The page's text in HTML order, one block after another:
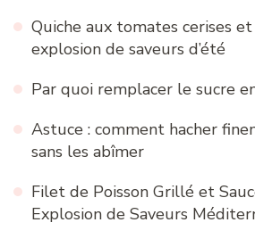
Quiche aux tomates cerises
explosion de saveurs d’été
Par quoi remplacer le sucre
Astuce : comment hacher
sans les abîmer
Filet de Poisson Grillé et
Explosion de Saveurs